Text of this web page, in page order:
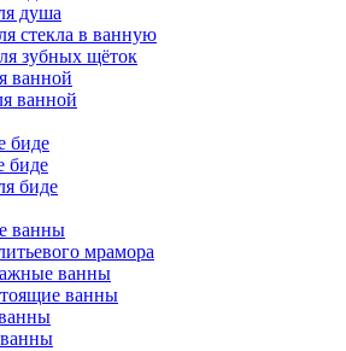
душа
стекла в ванную
зубных щёток
ванной
ванной
биде
биде
биде
ванны
мрамора
ванны
ванны